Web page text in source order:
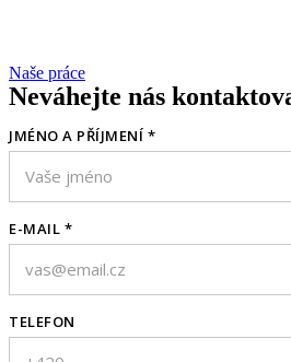
Naše práce
Neváhejte nás
JMÉNO A PŘÍJMENÍ *
E-MAIL *
TELEFON